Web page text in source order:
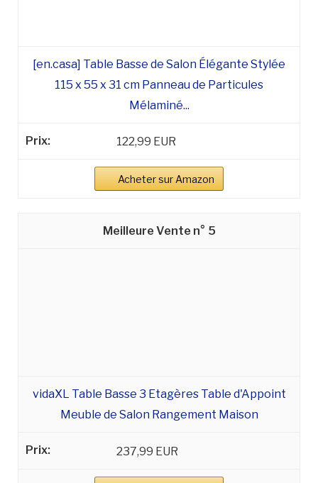
[en.casa] Table Basse de Salon Élégante Stylée
115 x 55 x 31 cm Panneau de Particules
Mélaminé...
122,99 EUR
Acheter sur Amazon
5
vidaXL Table Basse 3 Etagères Table d'Appoint
Meuble de Salon Rangement Maison
237,99 EUR